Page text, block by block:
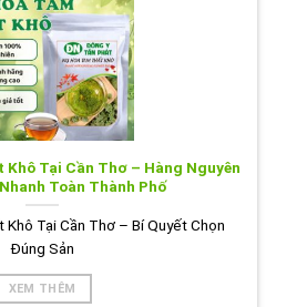
Khô Tại Cần Thơ – Hàng Nguyên
Toàn Thành Phố
Khô Tại Cần Thơ – Bí Quyết Chọn
Đúng Sản
XEM THÊM